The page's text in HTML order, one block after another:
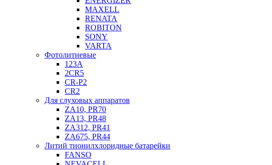
MAXELL
RENATA
ROBITON
SONY
VARTA
Фотолитиевые
123A
2CR5
CR-P2
CR2
Для слуховых аппаратов
ZA10, PR70
ZA13, PR48
ZA312, PR41
ZA675, PR44
Литий тионилхлоридные батарейки
FANSO